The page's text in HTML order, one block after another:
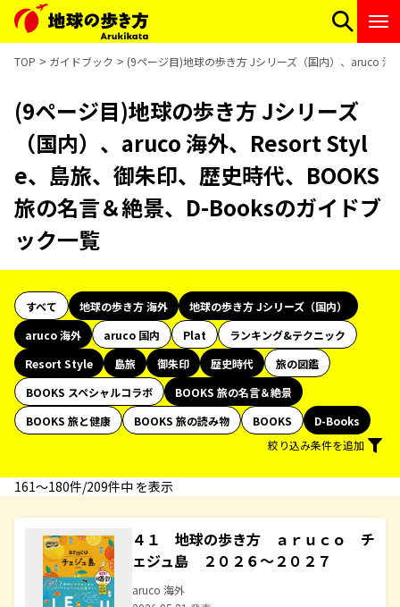
TOP ガイドブック (9ページ目)地球の歩き方 Jシリーズ（国内）、aruco
(9ページ目)地球の歩き方 Jシリーズ
（国内）、aruco 海外、Resort Styl
e、島旅、御朱印、歴史時代、BOOKS
旅の名言＆絶景、D-Booksのガイドブ
ック一覧
すべて 地球の歩き方 海外
地球の歩き方 Jシリーズ（国内）
aruco 海外
aruco 国内 Plat
ランキング&テクニック
Resort Style
島旅 御朱印 歴史時代
旅の図鑑
BOOKS スペシャルコラボ
BOOKS 旅の名言＆絶景
BOOKS 旅と健康
BOOKS 旅の読み物 BOOKS
D-Books
絞り込み条件を追加
161〜180件/209件中 を表示
４１ 地球の歩き方 ａｒｕｃｏ チ
ェジュ島 ２０２６～２０２７
aruco 海外